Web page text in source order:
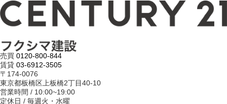
売買 0120-800-844
賃貸 03-6912-3505
〒174-0076
東京都板橋区上板橋2丁目40-10
営業時間 / 10:00~19:00
定休日 / 毎週火・水曜